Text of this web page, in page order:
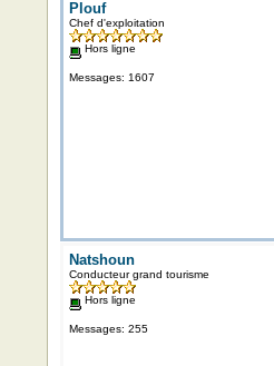
Plouf
Chef d'exploitation
Hors ligne
Messages: 1607
Natshoun
Conducteur grand tourisme
Hors ligne
Messages: 255